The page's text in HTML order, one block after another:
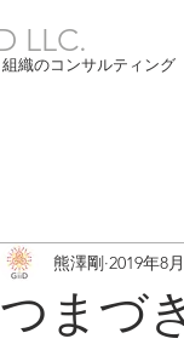
LLC.
織のコンサルティング
つまづ
熊澤剛 2019年8